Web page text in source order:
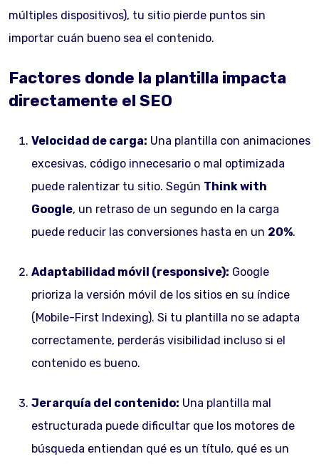
múltiples dispositivos), tu sitio pierde puntos sin
importar cuán bueno sea el contenido.
Factores donde la plantilla impacta
directamente el SEO
Velocidad de carga: Una plantilla con animaciones
excesivas, código innecesario o mal optimizada
puede ralentizar tu sitio. Según Think with
Google, un retraso de un segundo en la carga
puede reducir las conversiones hasta en un 20%.
Adaptabilidad móvil (responsive): Google
prioriza la versión móvil de los sitios en su índice
(Mobile-First Indexing). Si tu plantilla no se adapta
correctamente, perderás visibilidad incluso si el
contenido es bueno.
Jerarquía del contenido: Una plantilla mal
estructurada puede dificultar que los motores de
búsqueda entiendan qué es un título, qué es un